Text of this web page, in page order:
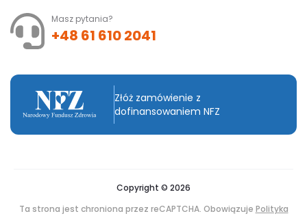
Masz pytania?
+48 61 610 2041
Złóż zamówienie z
dofinansowaniem NFZ
Copyright © 2026
Ta strona jest chroniona przez reCAPTCHA. Obowiązuje Polityka